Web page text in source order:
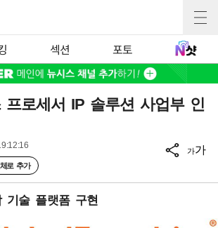
섹션 포토
프로세서 IP 솔루션 사업부 인
로 추가
가가
기술 플랫폼 구현